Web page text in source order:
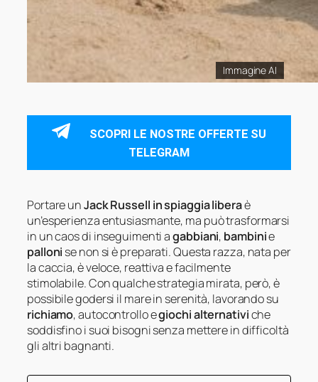
Immagine AI
SCOPRI LE NOSTRE OFFERTE SU
TELEGRAM
Portare unJack Russell in spiaggia liberaè
un’esperienza entusiasmante, ma può trasformarsi
in un caos di inseguimenti agabbiani, bambinie
palloni se non si è preparati. Questa razza, nata per
la caccia, è veloce, reattiva e facilmente
stimolabile. Con qualche strategia mirata, però, è
possibile godersi il mare in serenità, lavorando su
richiamo, autocontrollo egiochi alternativiche
soddisfino i suoi bisogni senza mettere in difficoltà
gli altri bagnanti.